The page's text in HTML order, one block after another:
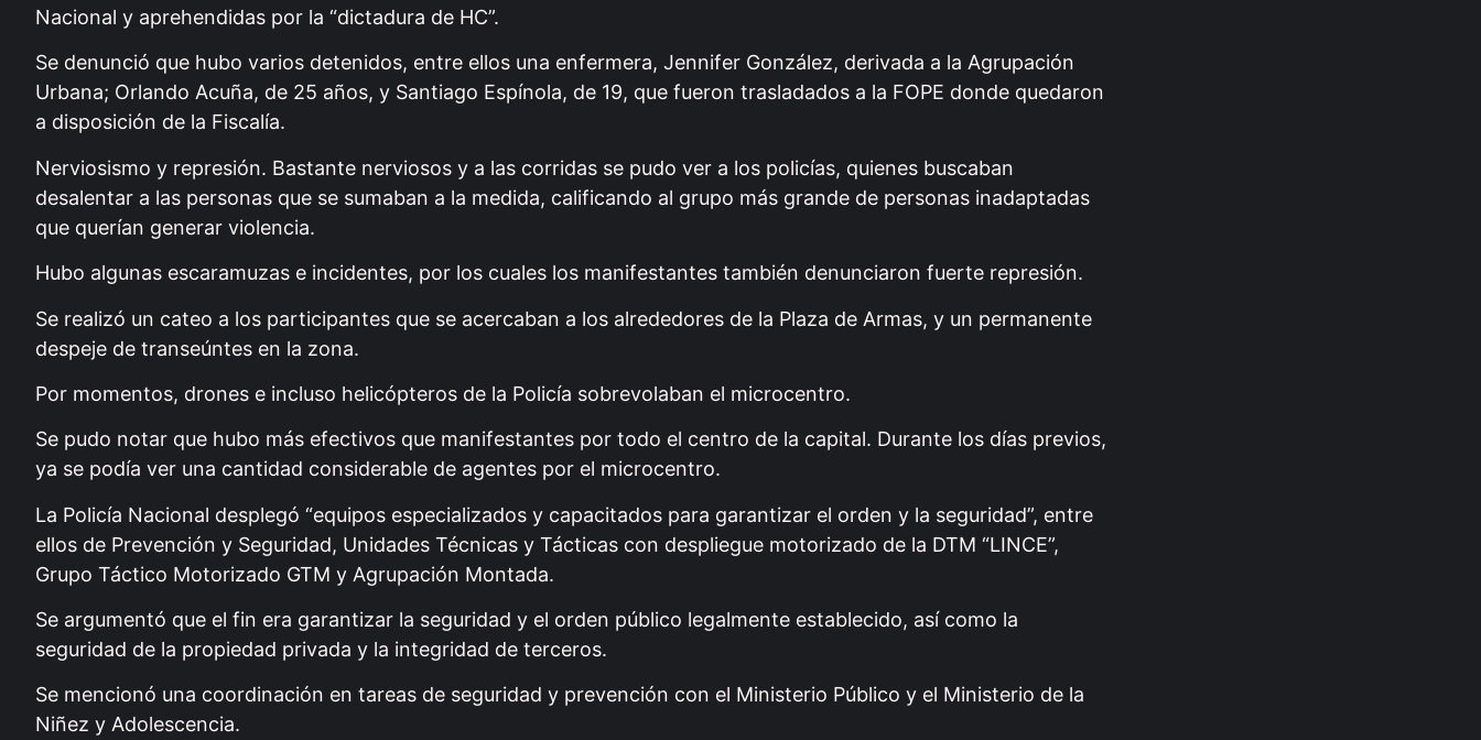
Nacional y aprehendidas por la “dictadura de HC”.
Se denunció que hubo varios detenidos, entre ellos una enfermera, Jennifer González, derivada a la Agrupación
Urbana; Orlando Acuña, de 25 años, y Santiago Espínola, de 19, que fueron trasladados a la FOPE donde quedaron
a disposición de la Fiscalía.
Nerviosismo y represión. Bastante nerviosos y a las corridas se pudo ver a los policías, quienes buscaban
desalentar a las personas que se sumaban a la medida, calificando al grupo más grande de personas inadaptadas
que querían generar violencia.
Hubo algunas escaramuzas e incidentes, por los cuales los manifestantes también denunciaron fuerte represión.
Se realizó un cateo a los participantes que se acercaban a los alrededores de la Plaza de Armas, y un permanente
despeje de transeúntes en la zona.
Por momentos, drones e incluso helicópteros de la Policía sobrevolaban el microcentro.
Se pudo notar que hubo más efectivos que manifestantes por todo el centro de la capital. Durante los días previos,
ya se podía ver una cantidad considerable de agentes por el microcentro.
La Policía Nacional desplegó “equipos especializados y capacitados para garantizar el orden y la seguridad”, entre
ellos de Prevención y Seguridad, Unidades Técnicas y Tácticas con despliegue motorizado de la DTM “LINCE”,
Grupo Táctico Motorizado GTM y Agrupación Montada.
Se argumentó que el fin era garantizar la seguridad y el orden público legalmente establecido, así como la
seguridad de la propiedad privada y la integridad de terceros.
Se mencionó una coordinación en tareas de seguridad y prevención con el Ministerio Público y el Ministerio de la
Niñez y Adolescencia.